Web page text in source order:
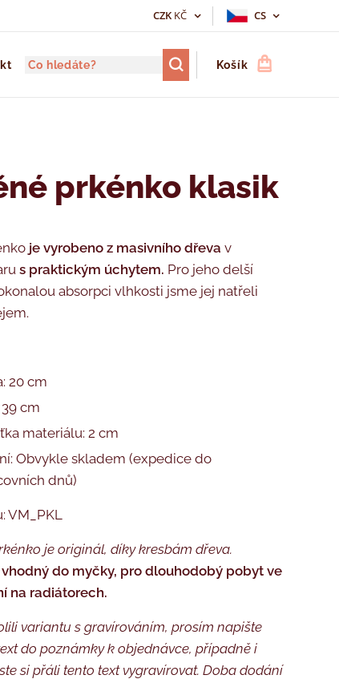
CZK KČ CS
Košík
prkénko klasik
je vyrobeno z masivního dřeva v
s praktickým úchytem. Pro jeho delší
absorpci vlhkosti jsme jej natřeli
20 cm
cm
materiálu: 2 cm
Obvykle skladem (expedice do
dnů)
VM_PKL
je originál, díky kresbám dřeva.
do myčky, pro dlouhodobý pobyt ve
na radiátorech.
variantu s gravírováním, prosím napište
do poznámky k objednávce, případně i
si přáli tento text vygravírovat. Doba dodání